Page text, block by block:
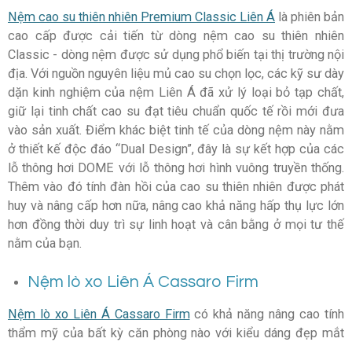
Nệm cao su thiên nhiên Premium Classic Liên Á là phiên bản
cao cấp được cải tiến từ dòng nệm cao su thiên nhiên
Classic - dòng nệm được sử dụng phổ biến tại thị trường nội
địa. Với nguồn nguyên liệu mủ cao su chọn lọc, các kỹ sư dày
dặn kinh nghiệm của nệm Liên Á đã xử lý loại bỏ tạp chất,
giữ lại tinh chất cao su đạt tiêu chuẩn quốc tế rồi mới đưa
vào sản xuất. Điểm khác biệt tinh tế của dòng nệm này nằm
ở thiết kế độc đáo “Dual Design”, đây là sự kết hợp của các
lỗ thông hơi DOME với lỗ thông hơi hình vuông truyền thống.
Thêm vào đó tính đàn hồi của cao su thiên nhiên được phát
huy và nâng cấp hơn nữa, nâng cao khả năng hấp thụ lực lớn
hơn đồng thời duy trì sự linh hoạt và cân bằng ở mọi tư thế
nằm của bạn.
Nệm lò xo Liên Á Cassaro Firm
Nệm lò xo Liên Á Cassaro Firmcó khả năng nâng cao tính
thẩm mỹ của bất kỳ căn phòng nào với kiểu dáng đẹp mắt